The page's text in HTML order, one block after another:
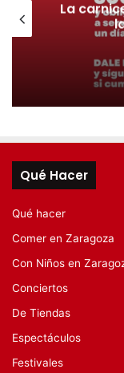
La
Qué Hacer
Qué hacer
Comer en Zaragoza
Con Niños en
Conciertos
De Tiendas
Espectáculos
Festivales